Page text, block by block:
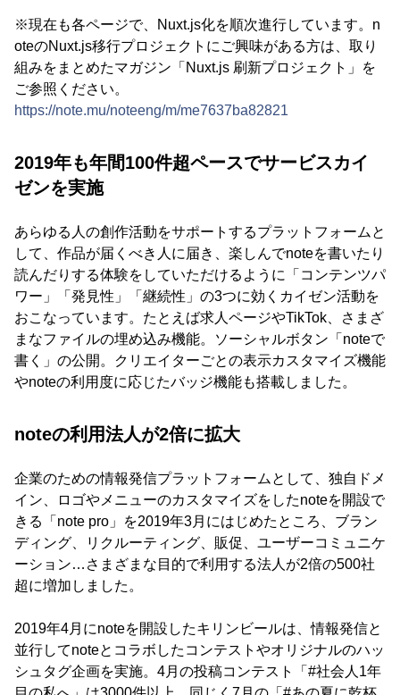
※現在も各ページで、Nuxt.js化を順次進行しています。n
oteのNuxt.js移行プロジェクトにご興味がある方は、取り
組みをまとめたマガジン「Nuxt.js 刷新プロジェクト」を
ご参照ください。
https://note.mu/noteeng/m/me7637ba82821
2019年も年間100件超ペースでサービスカイ
ゼンを実施
あらゆる人の創作活動をサポートするプラットフォームと
して、作品が届くべき人に届き、楽しんでnoteを書いたり
読んだりする体験をしていただけるように「コンテンツパ
ワー」「発見性」「継続性」の3つに効くカイゼン活動を
おこなっています。たとえば求人ページやTikTok、さまざ
まなファイルの埋め込み機能。ソーシャルボタン「noteで
書く」の公開。クリエイターごとの表示カスタマイズ機能
やnoteの利用度に応じたバッジ機能も搭載しました。
noteの利用法人が2倍に拡大
企業のための情報発信プラットフォームとして、独自ドメ
イン、ロゴやメニューのカスタマイズをしたnoteを開設で
きる「note pro」を2019年3月にはじめたところ、ブラン
ディング、リクルーティング、販促、ユーザーコミュニケ
ーション…さまざまな目的で利用する法人が2倍の500社
超に増加しました。
2019年4月にnoteを開設したキリンビールは、情報発信と
並行してnoteとコラボしたコンテストやオリジナルのハッ
シュタグ企画を実施。4月の投稿コンテスト「#社会人1年